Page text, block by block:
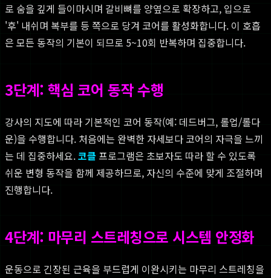
로 숨을 깊게 들이마시며 갈비뼈를 양옆으로 확장하고, 입으로
'후' 내쉬며 복부를 등 쪽으로 당겨 코어를 활성화합니다. 이 호흡
은 모든 동작의 기본이 되므로 5~10회 반복하며 집중합니다.
3단계: 핵심 코어 동작 수행
강사의 지도에 따라 기본적인 코어 동작(예: 데드버그, 롤업/롤다
운)을 수행합니다. 처음에는 완벽한 자세보다 코어의 자극을 느끼
는 데 집중하세요.코클 프로그램은 초보자도 따라 할 수 있도록
쉬운 변형 동작을 함께 제공하므로, 자신의 수준에 맞게 조절하며
진행합니다.
4단계: 마무리 스트레칭으로 시스템 안정화
운동으로 긴장된 근육을 부드럽게 이완시키는 마무리 스트레칭을